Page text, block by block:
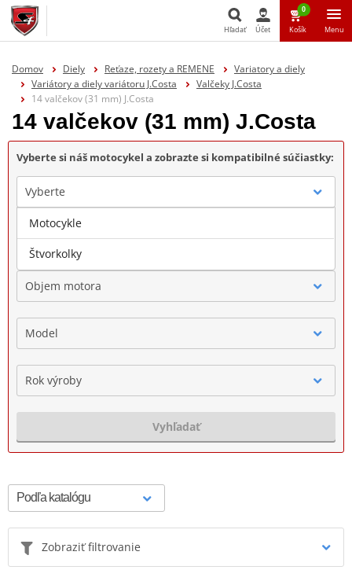
Hľadať
Hľadať Účet
0
Košík Menu
Domov Diely Reťaze, rozety a REMENE
Variatory a diely
Variátory a diely variátoru J.Costa
Valčeky J.Costa
14 valčekov (31 mm) J.Costa
14 valčekov (31 mm) J.Costa
Vyberte si náš motocykel a zobrazte si kompatibilné súčiastky:
Vyberte
Značka
Objem motora
Model
Rok výroby
Vyhľadať
Zobraziť filtrovanie
Motocykle
Štvorkolky